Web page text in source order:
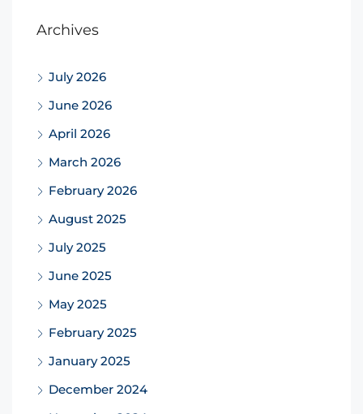
Archives
July 2026
June 2026
April 2026
March 2026
February 2026
August 2025
July 2025
June 2025
May 2025
February 2025
January 2025
December 2024